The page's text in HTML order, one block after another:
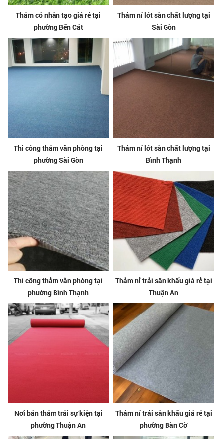
Thảm cỏ nhân tạo giá rẻ tại
phường Bến Cát
Thảm nỉ lót sàn chất lượng tại
Sài Gòn
Thi công thảm văn phòng tại
phường Sài Gòn
Thảm nỉ lót sàn chất lượng tại
Bình Thạnh
Thi công thảm văn phòng tại
phường Bình Thạnh
Thảm nỉ trải sân khấu giá rẻ tại
Thuận An
Nơi bán thảm trải sự kiện tại
phường Thuận An
Thảm nỉ trải sân khấu giá rẻ tại
phường Bàn Cờ